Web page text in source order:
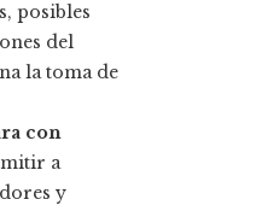
posibles
del
la toma de
con
a
y